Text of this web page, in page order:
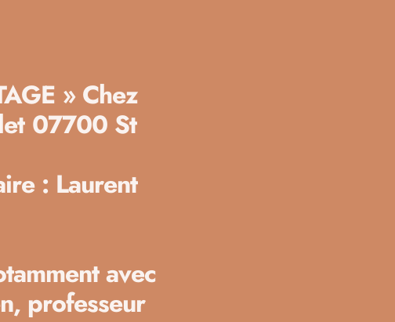
» Chez
07700 St
: Laurent
avec
professeur